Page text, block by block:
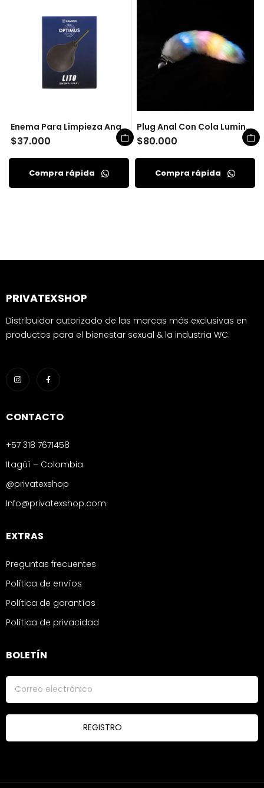
Enema Para Limpieza Anal Lito Camtoyz
$37.000
Compra rápida
Plug Anal Con Cola
$80.000
Compra rápida
PRIVATEXSHOP
Distribuidor autorizado de las marcas más exclusivas en
productos para el bienestar sexual & la industria WC.
CONTACTO
+57 318 7671458
Itagüí – Colombia.
@privatexshop
Info@privatexshop.com
EXTRAS
Preguntas frecuentes
Política de envíos
Política de garantías
Política de privacidad
BOLETÍN